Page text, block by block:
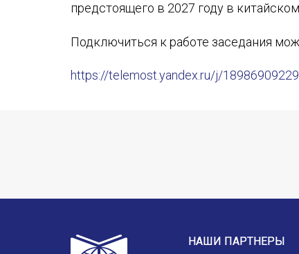
предстоящего в 2027 году в
Подключиться к работе заседания
https://telemost.yandex.ru/j/
НАШИ ПАРТНЕРЫ